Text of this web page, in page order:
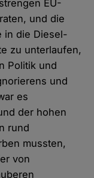
EU-
und die
in die Diesel-
zu unterlaufen,
Politik und
und
es
der hohen
rund
mussten,
von